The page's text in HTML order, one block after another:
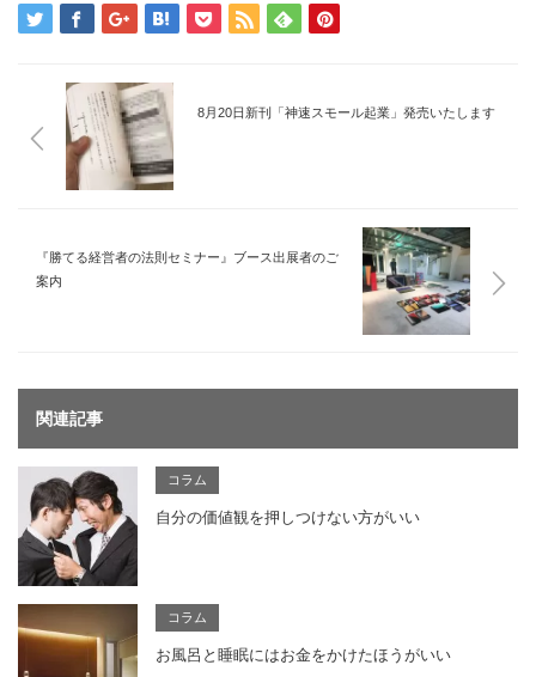
8月20日新刊「神速スモール起業」発売いたします
『勝てる経営者の法則セミナー』ブース出展者のご
案内
関連記事
コラム
自分の価値観を押しつけない方がいい
コラム
お風呂と睡眠にはお金をかけたほうがいい